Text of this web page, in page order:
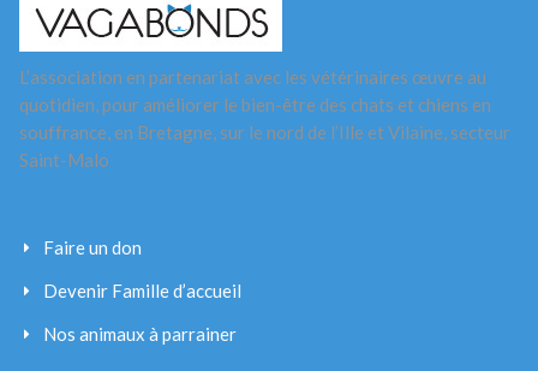
L’association en partenariat avec les vétérinaires œuvre au
quotidien, pour améliorer le bien-être des chats et chiens en
souffrance, en Bretagne, sur le nord de l’Ille et Vilaine, secteur
Saint-Malo
Faire un don
Devenir Famille d’accueil
Nos animaux à parrainer